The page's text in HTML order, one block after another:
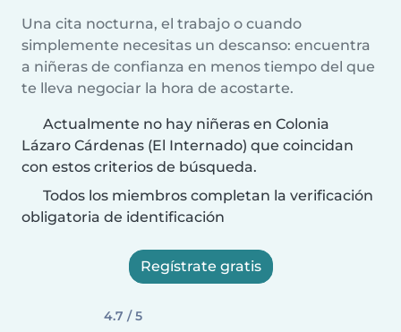
Una cita nocturna, el trabajo o cuando
simplemente necesitas un descanso: encuentra
a niñeras de confianza en menos tiempo del que
te lleva negociar la hora de acostarte.
Actualmente no hay niñeras en Colonia
Lázaro Cárdenas (El Internado) que coincidan
con estos criterios de búsqueda.
Todos los miembros completan la verificación
obligatoria de identificación
Regístrate gratis
4.7 / 5